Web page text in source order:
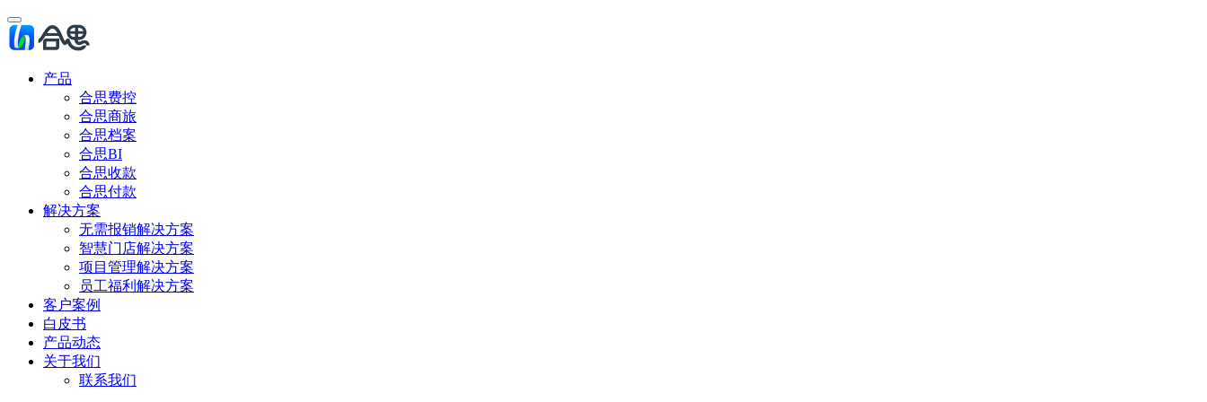
产品
合思费控
合思商旅
合思档案
合思BI
合思收款
合思付款
解决方案
无需报销解决方案
智慧门店解决方案
项目管理解决方案
员工福利解决方案
客户案例
白皮书
产品动态
关于我们
联系我们